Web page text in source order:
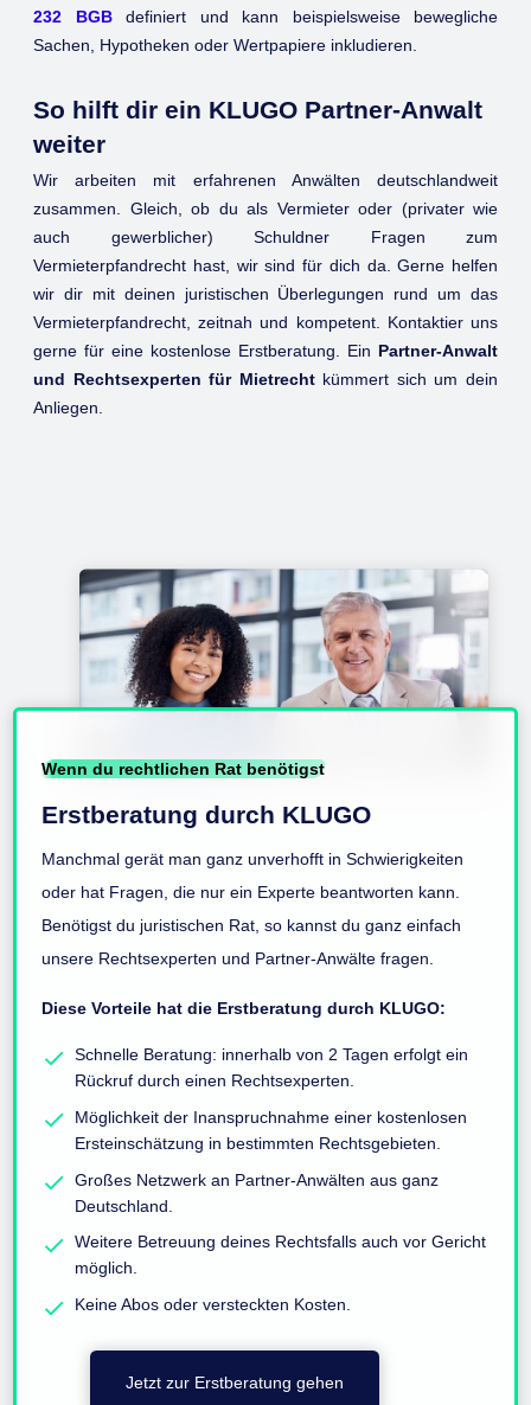
232 BGBdefiniert und kann beispielsweise bewegliche
Sachen, Hypotheken oder Wertpapiere inkludieren.
So hilft dir ein KLUGO Partner-Anwalt
weiter
Wir arbeiten mit erfahrenen Anwälten deutschlandweit
zusammen. Gleich, ob du als Vermieter oder (privater wie
auch gewerblicher) Schuldner Fragen zum
Vermieterpfandrecht hast, wir sind für dich da. Gerne helfen
wir dir mit deinen juristischen Überlegungen rund um das
Vermieterpfandrecht, zeitnah und kompetent. Kontaktier uns
gerne für eine kostenlose Erstberatung. Ein Partner-Anwalt
und Rechtsexperten für Mietrechtkümmert sich um dein
Anliegen.
Wenn du rechtlichen Rat benötigst
Erstberatung durch KLUGO
Manchmal gerät man ganz unverhofft in Schwierigkeiten
oder hat Fragen, die nur ein Experte beantworten kann.
Benötigst du juristischen Rat, so kannst du ganz einfach
unsere Rechtsexperten und Partner-Anwälte fragen.
Diese Vorteile hat die Erstberatung durch KLUGO:
Schnelle Beratung: innerhalb von 2 Tagen erfolgt ein
Rückruf durch einen Rechtsexperten.
Möglichkeit der Inanspruchnahme einer kostenlosen
Ersteinschätzung in bestimmten Rechtsgebieten.
Großes Netzwerk an Partner-Anwälten aus ganz
Deutschland.
Weitere Betreuung deines Rechtsfalls auch vor Gericht
möglich.
Keine Abos oder versteckten Kosten.
Jetzt zur Erstberatung gehen